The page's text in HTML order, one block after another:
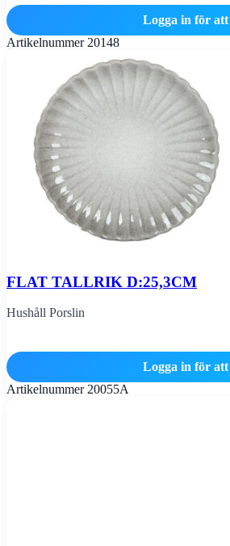
Logga in för att
Artikelnummer 20148
FLAT TALLRIK D:25,3CM
Hushåll Porslin
Logga in för att
Artikelnummer 20055A